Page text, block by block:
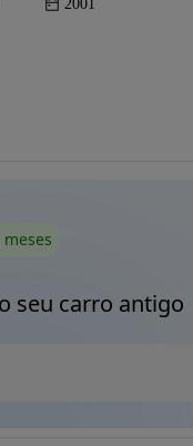
2001
seu carro antigo